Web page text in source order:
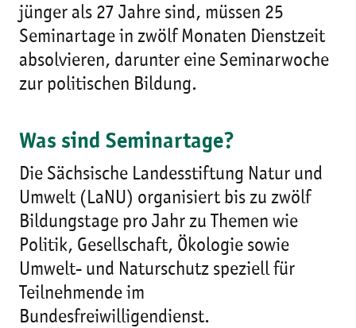
jünger als 27 Jahre sind, müssen 25
Seminartage in zwölf Monaten Dienstzeit
absolvieren, darunter eine Seminarwoche
zur politischen Bildung.
Was sind Seminartage?
Die Sächsische Landesstiftung Natur und
Umwelt (LaNU) organisiert bis zu zwölf
Bildungstage pro Jahr zu Themen wie
Politik, Gesellschaft, Ökologie sowie
Umwelt- und Naturschutz speziell für
Teilnehmende im
Bundesfreiwilligendienst.